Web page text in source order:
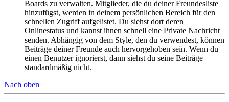
Boards zu verwalten. Mitglieder, die du deiner Freundesliste
hinzufügst, werden in deinem persönlichen Bereich für den
schnellen Zugriff aufgelistet. Du siehst dort deren
Onlinestatus und kannst ihnen schnell eine Private Nachricht
senden. Abhängig von dem Style, den du verwendest, können
Beiträge deiner Freunde auch hervorgehoben sein. Wenn du
einen Benutzer ignorierst, dann siehst du seine Beiträge
standardmäßig nicht.
Nach oben